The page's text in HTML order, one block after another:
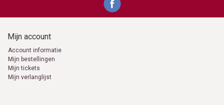
Mijn account
Account informatie
Mijn bestellingen
Mijn tickets
Mijn verlanglijst